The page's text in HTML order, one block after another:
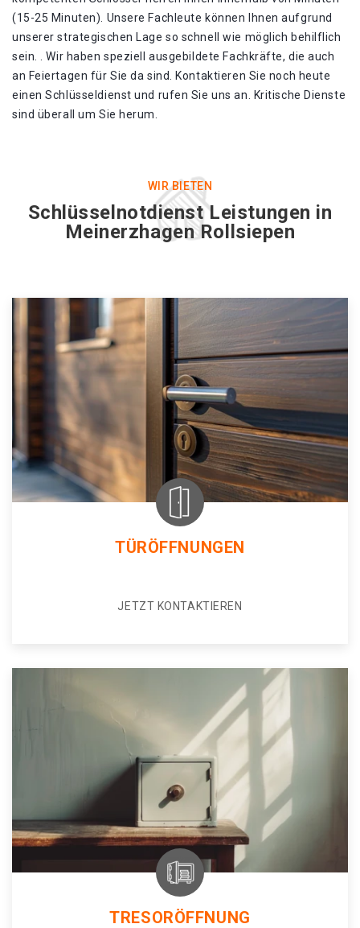
(15-25 Minuten). Unsere Fachleute können Ihnen aufgrund
unserer strategischen Lage so schnell wie möglich behilflich
sein. . Wir haben speziell ausgebildete Fachkräfte, die auch
an Feiertagen für Sie da sind. Kontaktieren Sie noch heute
einen Schlüsseldienst und rufen Sie uns an. Kritische Dienste
sind überall um Sie herum.
WIR BIETEN
Schlüsselnotdienst Leistungen in
Meinerzhagen Rollsiepen
TÜRÖFFNUNGEN
JETZT KONTAKTIEREN
TRESORÖFFNUNG